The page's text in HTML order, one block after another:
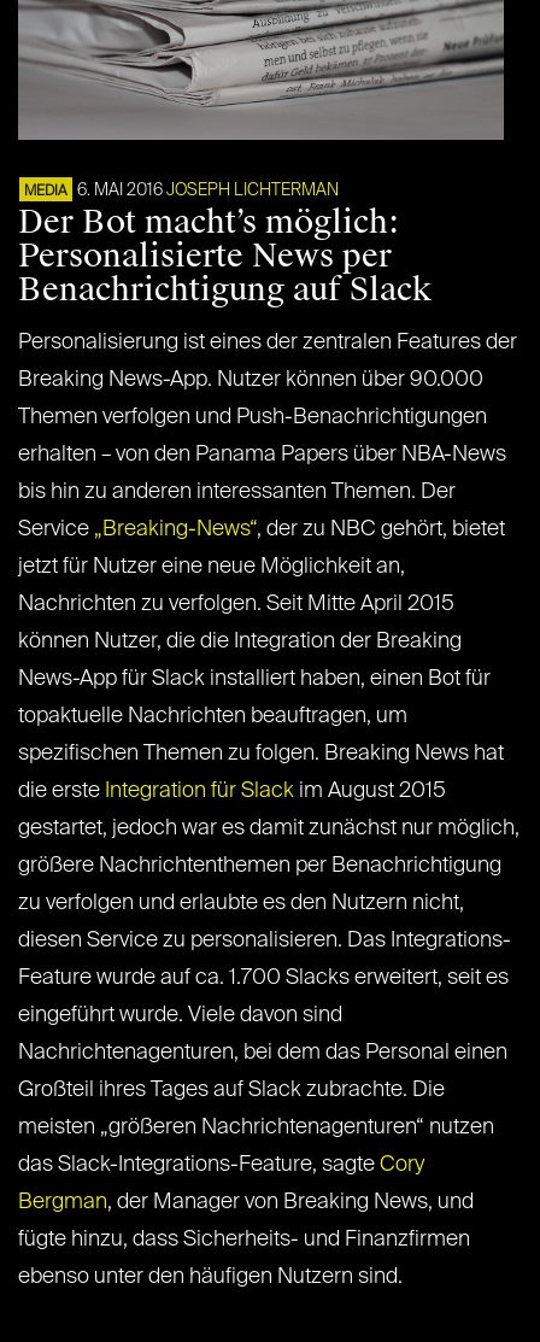
MEDIA 6. MAI 2016 JOSEPH LICHTERMAN
Der Bot macht’s möglich:
Personalisierte News per
Benachrichtigung auf Slack
Personalisierung ist eines der zentralen Features der
Breaking News-App. Nutzer können über 90.000
Themen verfolgen und Push-Benachrichtigungen
erhalten – von den Panama Papers über NBA-News
bis hin zu anderen interessanten Themen. Der
Service „Breaking-News“, der zu NBC gehört, bietet
jetzt für Nutzer eine neue Möglichkeit an,
Nachrichten zu verfolgen. Seit Mitte April 2015
können Nutzer, die die Integration der Breaking
News-App für Slack installiert haben, einen Bot für
topaktuelle Nachrichten beauftragen, um
spezifischen Themen zu folgen. Breaking News hat
die erste Integration für Slack im August 2015
gestartet, jedoch war es damit zunächst nur möglich,
größere Nachrichtenthemen per Benachrichtigung
zu verfolgen und erlaubte es den Nutzern nicht,
diesen Service zu personalisieren. Das Integrations-
Feature wurde auf ca. 1.700 Slacks erweitert, seit es
eingeführt wurde. Viele davon sind
Nachrichtenagenturen, bei dem das Personal einen
Großteil ihres Tages auf Slack zubrachte. Die
meisten „größeren Nachrichtenagenturen“ nutzen
das Slack-Integrations-Feature, sagte Cory
Bergman, der Manager von Breaking News, und
fügte hinzu, dass Sicherheits- und Finanzfirmen
ebenso unter den häufigen Nutzern sind.